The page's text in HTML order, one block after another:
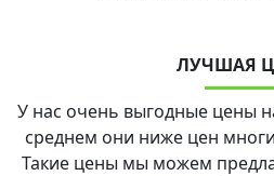
ЛУЧШАЯ
У нас очень выгодные цены
среднем они ниже цен
Такие цены мы можем